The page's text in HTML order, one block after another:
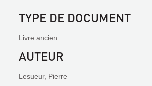
TYPE DE DOCUMENT
Livre ancien
AUTEUR
Lesueur, Pierre